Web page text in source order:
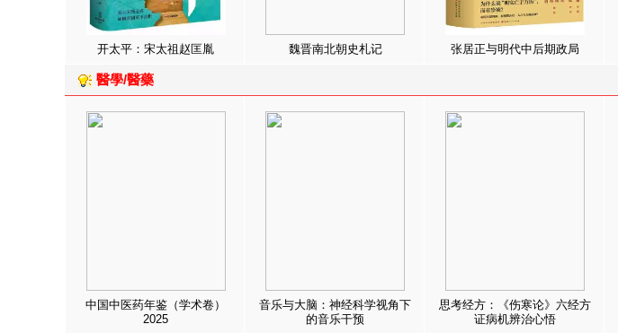
开太平：宋太祖赵匡胤 魏晋南北朝史札记 张居正与明代中后期政局
醫學/醫藥
中国中医药年鉴（学术卷）
2025
音乐与大脑：神经科学视角下
的音乐干预
思考经方：《伤寒论》六经方
证病机辨治心悟